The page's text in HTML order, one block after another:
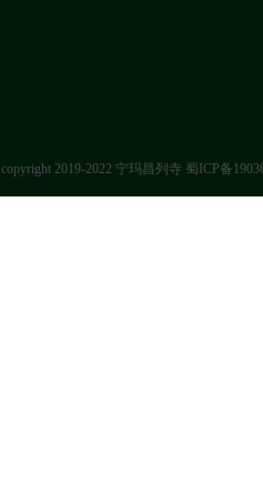
copyright 2019-2022 宁玛昌列寺 蜀ICP备